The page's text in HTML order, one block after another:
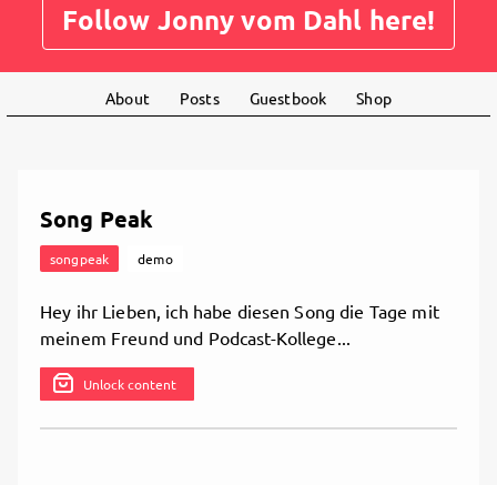
Follow Jonny vom Dahl here!
About Posts Guestbook Shop
Song Peak
songpeak demo
Hey ihr Lieben, ich habe diesen Song die Tage mit
meinem Freund und Podcast-Kollege...
Unlock content